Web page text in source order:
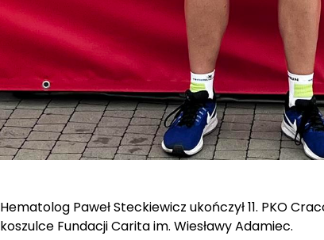
Hematolog Paweł Steckiewicz ukończył 11. PKO
koszulce Fundacji Carita im. Wiesławy Adamiec.